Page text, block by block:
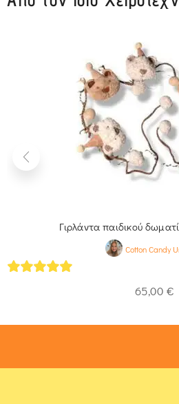
Γιρλάντα παιδικού
Cotton Candy
65,00 €